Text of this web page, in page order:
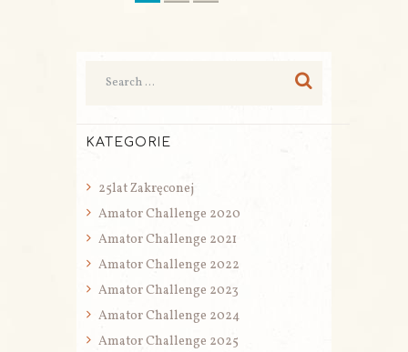
KATEGORIE
25lat Zakręconej
Amator Challenge 2020
Amator Challenge 2021
Amator Challenge 2022
Amator Challenge 2023
Amator Challenge 2024
Amator Challenge 2025